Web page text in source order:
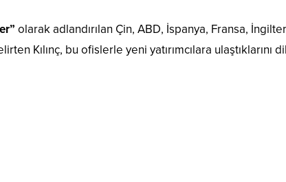
olarak adlandırılan Çin, ABD, İspanya, Fransa,
Kılınç, bu ofislerle yeni yatırımcılara ulaştıklarını